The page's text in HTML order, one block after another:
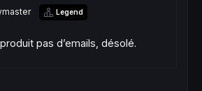
Legend
pas d’emails, désolé.